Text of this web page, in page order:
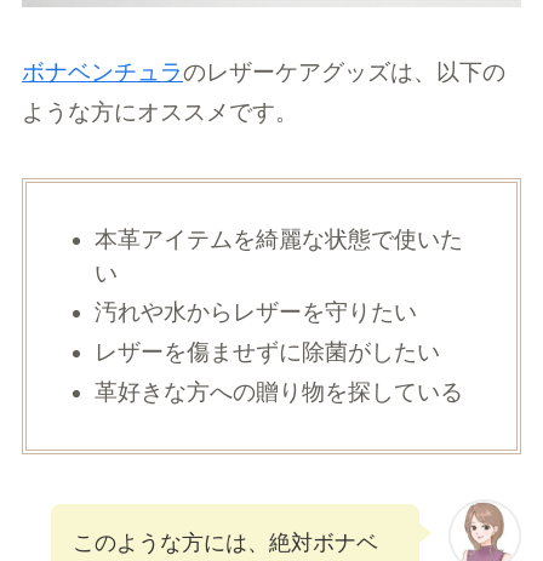
ボナベンチュラのレザーケアグッズは、以下の
ような方にオススメです。
本革アイテムを綺麗な状態で使いた
い
汚れや水からレザーを守りたい
レザーを傷ませずに除菌がしたい
革好きな方への贈り物を探している
このような方には、絶対ボナベ